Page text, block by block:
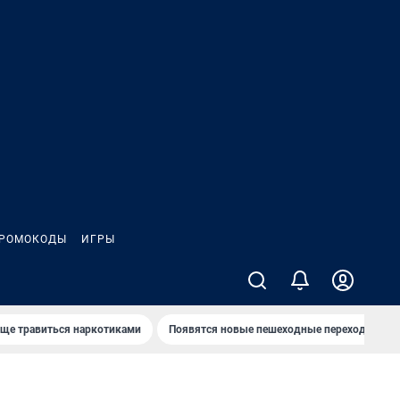
ИГРЫ
травиться наркотиками Появятся новые пешеходные переходы